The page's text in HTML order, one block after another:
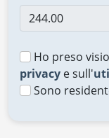
Ho preso
privacy e sull'
Sono